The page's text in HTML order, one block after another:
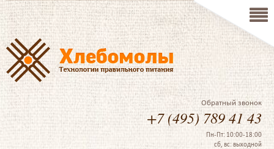
Обратный звонок
+7 (495) 789 41 43
Пн-Пт: 10:00-18:00
сб, вс: выходной